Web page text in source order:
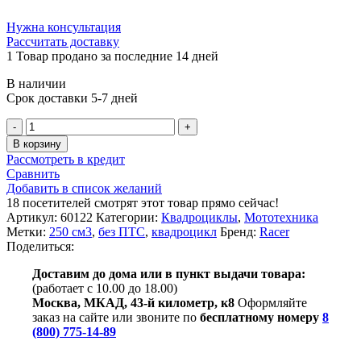
Нужна консультация
Рассчитать доставку
1 Товар продано за последние 14 дней
В наличии
Срок доставки 5-7 дней
Количество
товара
Квадроцикл
утилитарный
Racer
RANGER
250
(Рейсер
Рейнджер
250)
В корзину
Рассмотреть в кредит
Сравнить
Добавить в список желаний
18 посетителей смотрят этот товар прямо сейчас!
Артикул: 60122 Категории: Квадроциклы, Мототехника
Метки: 250 см3, без ПТС, квадроцикл Бренд: Racer
Поделиться:
Доставим до дома или в пункт выдачи товара:
(работает с 10.00 до 18.00)
Москва, МКАД, 43-й километр, к8 Оформляйте
заказ на сайте или звоните по бесплатному номеру 8
(800) 775-14-89